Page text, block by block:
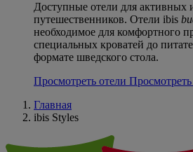
Доступные отели для активных
путешественников. Отели ibis
необходимое для комфортного
специальных кроватей до
формате шведского стола.
Просмотреть отели Просмотреть
Главная
ibis Styles